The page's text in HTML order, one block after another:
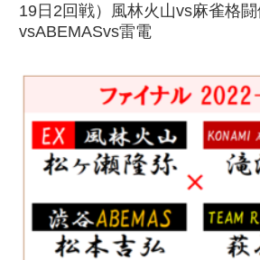
19日2回戦）風林火山vs麻雀格
vsABEMASvs雷電